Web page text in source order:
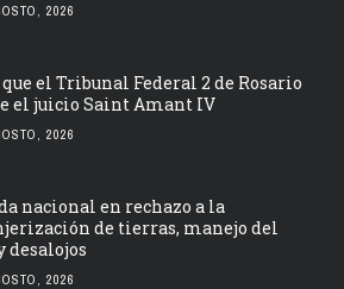
2026
el Tribunal Federal 2 de Rosario
el juicio Saint Amant IV
2026
nacional en rechazo a la
de tierras, manejo del
desalojos
2026